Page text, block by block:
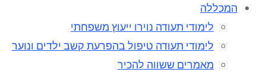
המכללה
לימודי תעודה נוירו ייעוץ משפחתי
לימודי תעודה טיפול בהפרעת קשב ילדים ונוער
מאמרים ששווה להכיר